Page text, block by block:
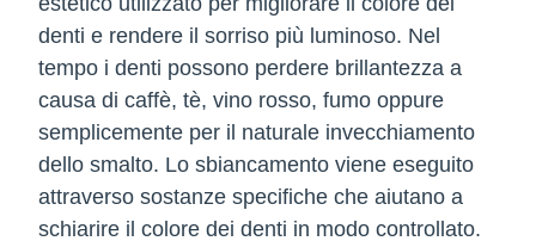
denti e rendere il sorriso più luminoso. Nel
tempo i denti possono perdere brillantezza a
causa di caffè, tè, vino rosso, fumo oppure
semplicemente per il naturale invecchiamento
dello smalto. Lo sbiancamento viene eseguito
attraverso sostanze specifiche che aiutano a
schiarire il colore dei denti in modo controllato.